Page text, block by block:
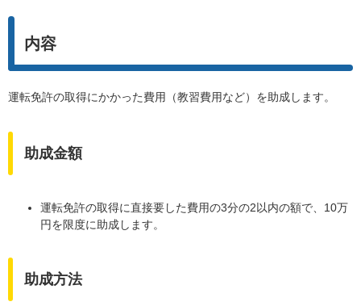
内容
運転免許の取得にかかった費用（教習費用など）を助成します。
助成金額
運転免許の取得に直接要した費用の3分の2以内の額で、10万
円を限度に助成します。
助成方法